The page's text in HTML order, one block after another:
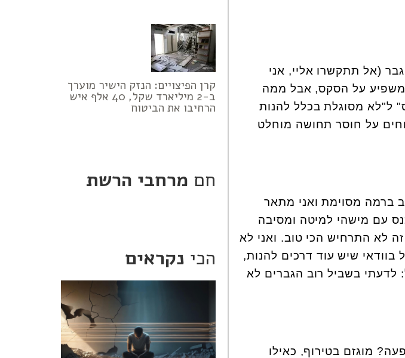
(אל תתקשרו אליי, אני
משפיע על הסקס, אבל ממה
ל"לא מסוגלת בכלל להנות
על חוסר תחושה מוחלט
ברמה מסוימת ואני מתאר
עם מישהי למיטה ומסיבה
לא התרחיש הכי טוב. ואני לא
בוודאי שיש עוד דרכים להנות,
לדעתי בשביל רוב הגברים לא
מוגזם בטירוף, כאילו
קרן הפיצויים: הנזק הישיר מוערך
ב-2 מיליארד שקל, 40 אלף איש
הרחיבו את הביטוח
חם מרחבי הרשת
הכי נקראים